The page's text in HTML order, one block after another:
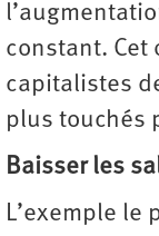
constant.
capitalistes
plus touchés
Baisser les
L’exemple le